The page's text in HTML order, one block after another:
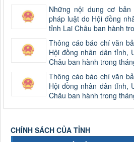
Những nội dung cơ
pháp luật do Hội đồng
tỉnh Lai Châu ban hành
Thông cáo báo chí văn
Hội đồng nhân dân tỉnh,
Châu ban hành trong
Thông cáo báo chí văn
Hội đồng nhân dân tỉnh,
Châu ban hành trong
CHÍNH SÁCH CỦA TỈNH